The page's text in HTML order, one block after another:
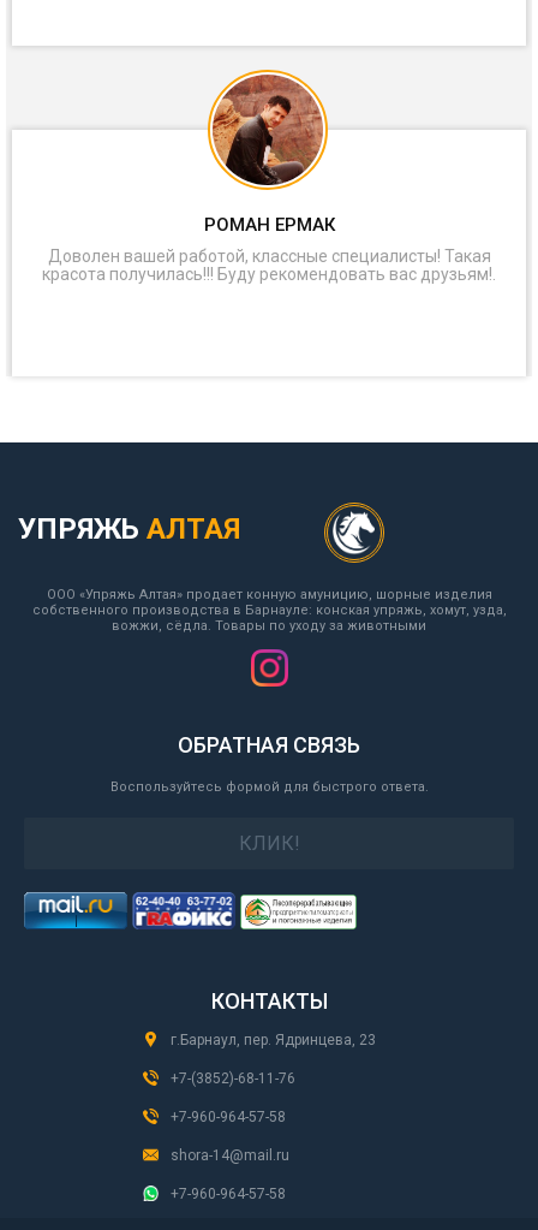
РОМАН ЕРМАК
Доволен вашей работой, классные специалисты! Такая
красота получилась!!! Буду рекомендовать вас друзьям!.
УПРЯЖЬ АЛТАЯ
ООО «Упряжь Алтая» продает конную амуницию, шорные изделия
собственного производства в Барнауле: конская упряжь, хомут, узда,
вожжи, сёдла. Товары по уходу за животными
ОБРАТНАЯ СВЯЗЬ
Воспользуйтесь формой для быстрого ответа.
КЛИК!
КОНТАКТЫ
г.Барнаул, пер. Ядринцева, 23
+7-(3852)-68-11-76
+7-960-964-57-58
shora-14@mail.ru
+7-960-964-57-58